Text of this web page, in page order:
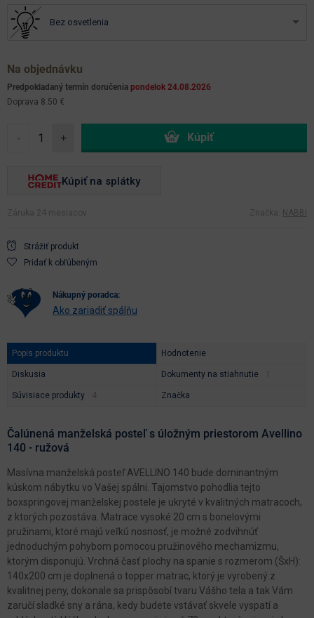
Bez osvetlenia
Na objednávku
Predpokladaný termín doručenia pondelok 24.08.2026
Doprava 8.50 €
- +
Kúpiť na splátky
Záruka 24 mesiacov Značka: NABBI
Strážiť produkt
Pridať k obľúbeným
nákupný poradca:
Ako zariadiť spálňu
Popis produktu Hodnotenie
Diskusia Dokumenty na stiahnutie
Súvisiace produkty Značka
Čalúnená manželská posteľ s úložným priestorom Avellino
140 - ružová
Masívna manželská posteľ AVELLINO 140 bude dominantným
kúskom nábytku vo Vašej spálni. Tajomstvo pohodlia tejto
boxspringovej manželskej postele je ukryté v kvalitných matracoch,
z ktorých pozostáva. Matrace vysoké 20 cm s bonelovými
pružinami, ktoré majú veľkú nosnosť, je možné zodvihnúť
jednoduchým pohybom pomocou pružinového mechamizmu,
ktorým disponujú. Vrchná časť plochy na spanie s rozmerom (ŠxH):
140x200 cm je doplnená o topper matrac, ktorý je vyrobený z
kvalitnej peny, dokonale sa prispôsobí tvaru Vášho tela a tak Vám
zaručí sladké sny a rána, kedy budete vstávať skvele vyspatí a